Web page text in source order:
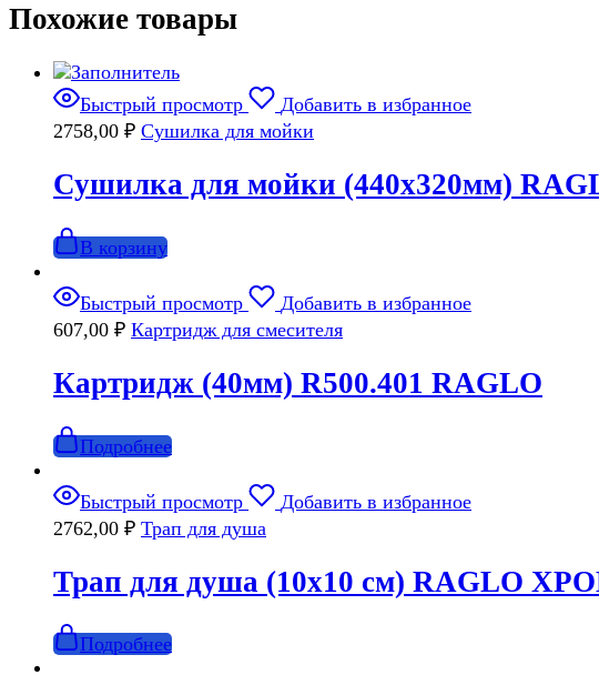
Похожие товары
Быстрый просмотр
Добавить в избранное
2758,00 ₽ Сушилка для мойки
Сушилка для мойки (440х320мм)
В корзину
Быстрый просмотр
Добавить в избранное
607,00 ₽ Картридж для смесителя
Картридж (40мм) R500.401 RAGLO
Подробнее
Быстрый просмотр
Добавить в избранное
2762,00 ₽ Трап для душа
Трап для душа (10х10 см) RAGLO
Подробнее